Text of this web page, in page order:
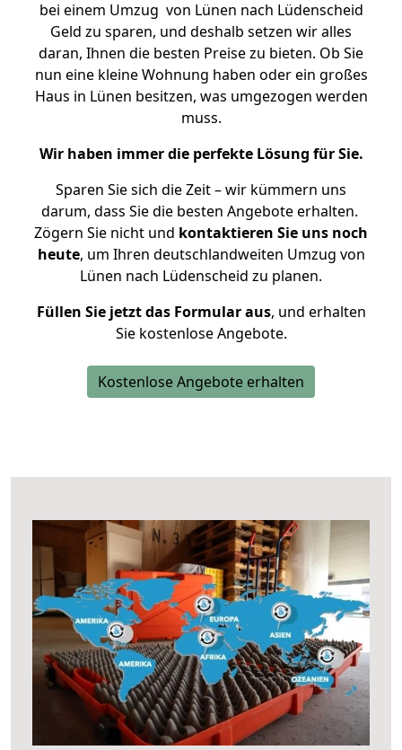
bei einem Umzug von Lünen nach Lüdenscheid
Geld zu sparen, und deshalb setzen wir alles
daran, Ihnen die besten Preise zu bieten. Ob Sie
nun eine kleine Wohnung haben oder ein großes
Haus in Lünen besitzen, was umgezogen werden
muss.
Wir haben immer die perfekte Lösung für Sie.
Sparen Sie sich die Zeit – wir kümmern uns
darum, dass Sie die besten Angebote erhalten.
Zögern Sie nicht und kontaktieren Sie uns noch
heute, um Ihren deutschlandweiten Umzug von
Lünen nach Lüdenscheid zu planen.
Füllen Sie jetzt das Formular aus, und erhalten
Sie kostenlose Angebote.
Kostenlose Angebote erhalten